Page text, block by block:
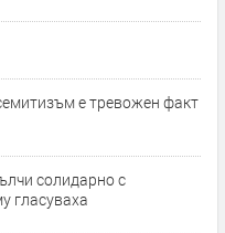
е тревожен факт
солидарно с
гласуваха